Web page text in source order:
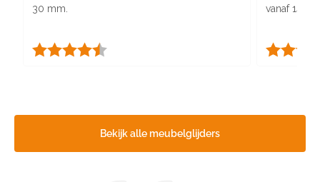
30 mm.
Beoordeling:
vanaf 14
Bekijk alle meubelglijders